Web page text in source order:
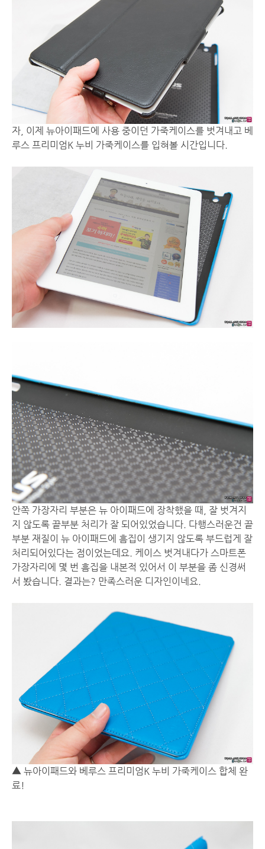
자, 이제 뉴아이패드에 사용 중이던 가죽케이스를 벗겨내고 베
루스 프리미엄K 누비 가죽케이스를 입혀볼 시간입니다.
안쪽 가장자리 부분은 뉴 아이패드에 장착했을 때, 잘 벗겨지
지 않도록 끝부분 처리가 잘 되어있었습니다. 다행스러운건 끝
부분 재질이 뉴 아이패드에 흠집이 생기지 않도록 부드럽게 잘
처리되어있다는 점이었는데요. 케이스 벗겨내다가 스마트폰
가장자리에 몇 번 흠집을 내본적 있어서 이 부분을 좀 신경써
서 봤습니다. 결과는? 만족스러운 디자인이네요.
▲ 뉴아이패드와 베루스 프리미엄K 누비 가죽케이스 합체 완
료!